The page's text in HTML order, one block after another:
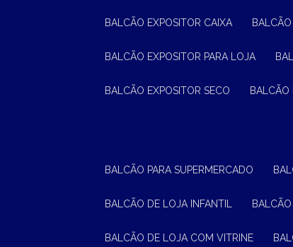
BALCÃO EXPOSITOR CAIXA
BALCÃO EXPOSITOR PARA LOJA
BALCÃO EXPOSITOR SECO
BALCÃO PARA SUPERMERCADO
BALCÃO DE LOJA INFANTIL
BALCÃO DE LOJA COM VITRINE